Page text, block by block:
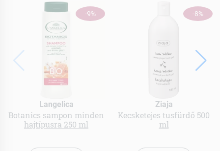
-9%
Langelica
Botanics sampon minden
hajtípusra 250 ml
-8%
Ziaja
Kecsketejes tusfürdő 500
ml